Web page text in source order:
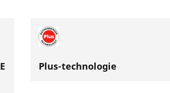
Plus-technologie